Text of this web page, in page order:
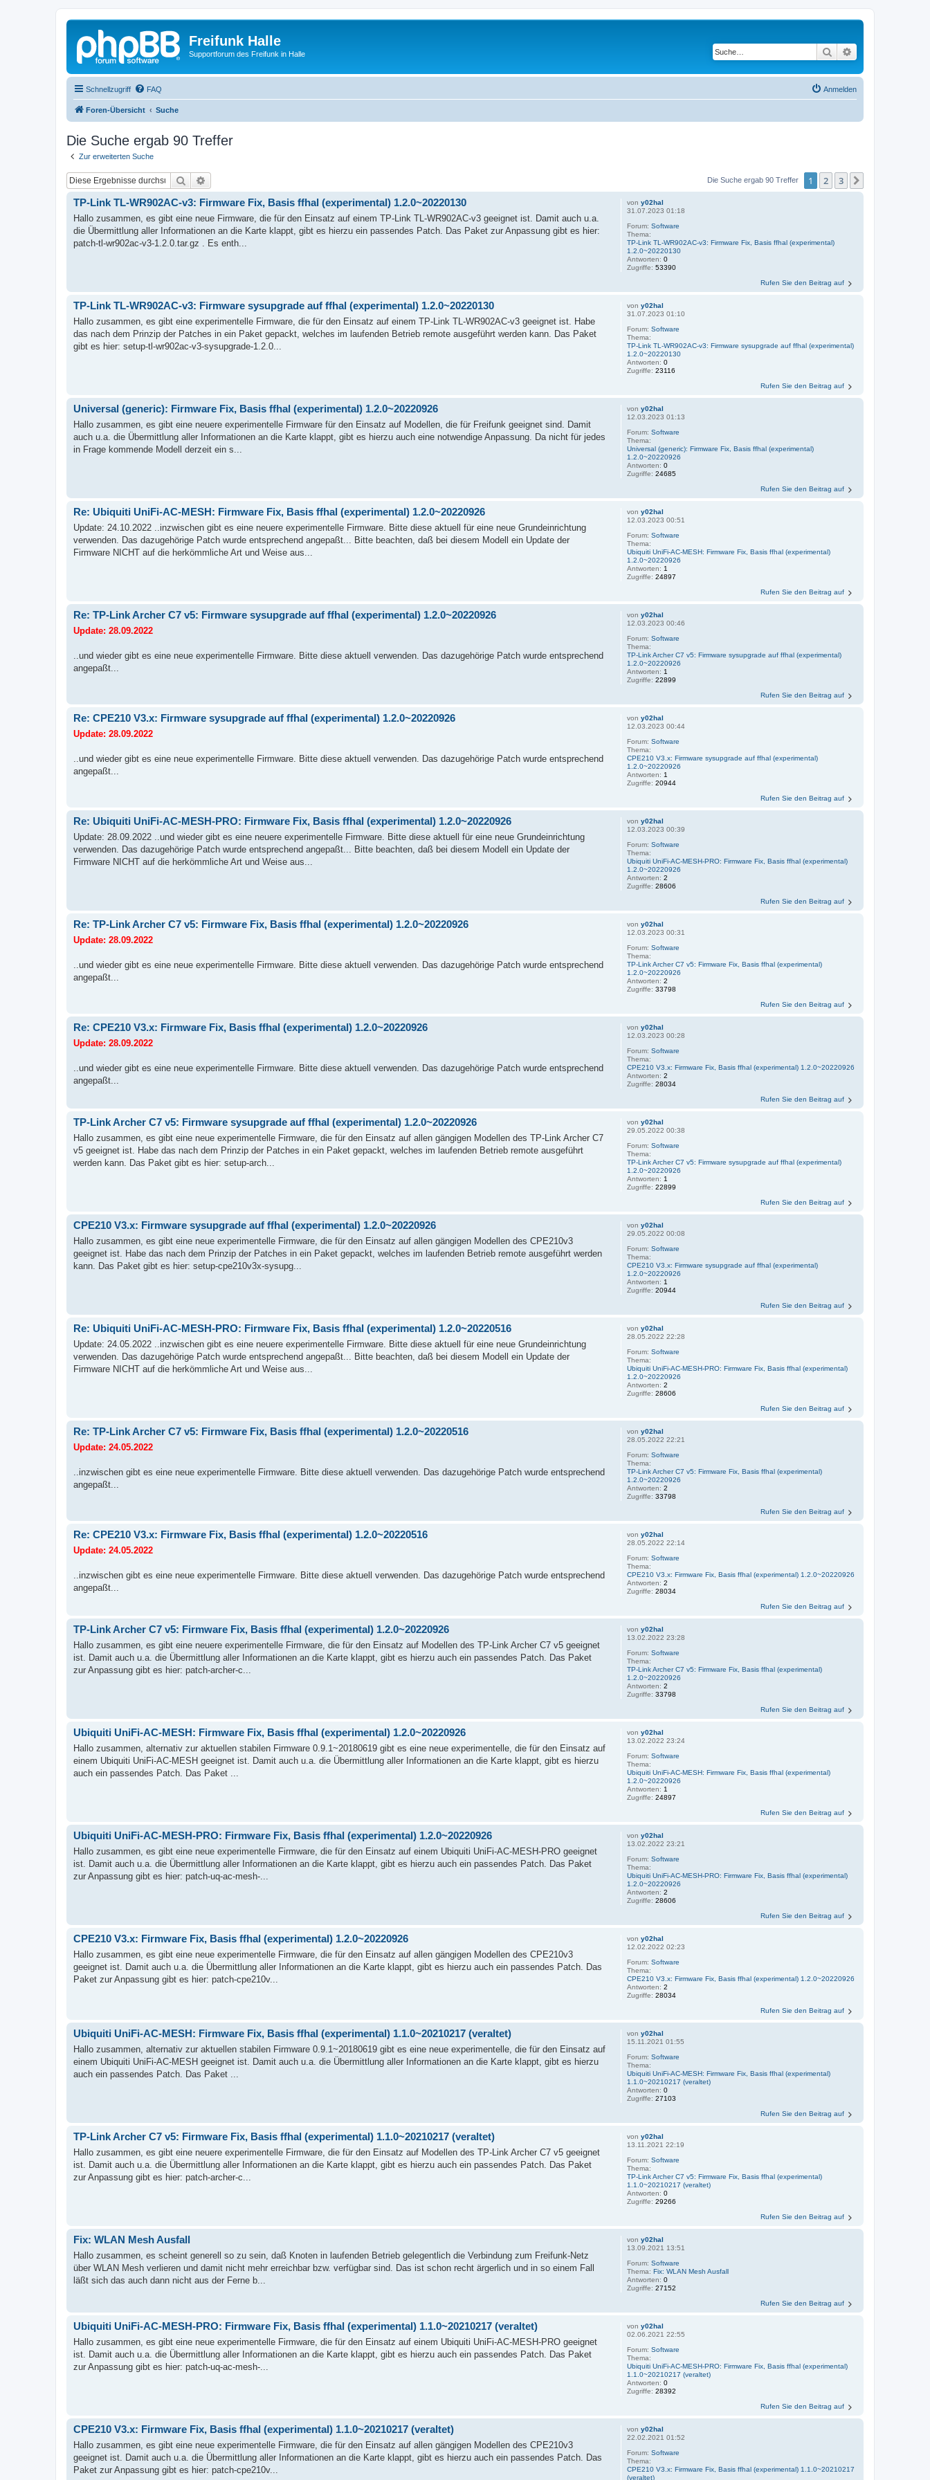
Freifunk Halle
Supportforum des Freifunk in Halle Suche
Schnellzugriff FAQ Anmelden
Foren-Übersicht Suche
Die Suche ergab 90 Treffer
Zur erweiterten Suche
Suche Die Suche ergab 90 Treffer 1 2 3
vony02hal
31.07.2023 01:18
Forum:Software
Thema:
TP-Link TL-WR902AC-v3: Firmware Fix, Basis ffhal (experimental)
1.2.0~20220130
Antworten:0
Zugriffe:53390
TP-Link TL-WR902AC-v3: Firmware Fix, Basis ffhal (experimental) 1.2.0~20220130
Hallo zusammen, es gibt eine neue Firmware, die für den Einsatz auf einem TP-Link TL-WR902AC-v3 geeignet ist. Damit auch u.a.
die Übermittlung aller Informationen an die Karte klappt, gibt es hierzu ein passendes Patch. Das Paket zur Anpassung gibt es hier:
patch-tl-wr902ac-v3-1.2.0.tar.gz . Es enth...
Rufen Sie den Beitrag auf
vony02hal
31.07.2023 01:10
Forum:Software
Thema:
TP-Link TL-WR902AC-v3: Firmware sysupgrade auf ffhal (experimental)
1.2.0~20220130
Antworten:0
Zugriffe:23116
TP-Link TL-WR902AC-v3: Firmware sysupgrade auf ffhal (experimental) 1.2.0~20220130
Hallo zusammen, es gibt eine experimentelle Firmware, die für den Einsatz auf einem TP-Link TL-WR902AC-v3 geeignet ist. Habe
das nach dem Prinzip der Patches in ein Paket gepackt, welches im laufenden Betrieb remote ausgeführt werden kann. Das Paket
gibt es hier: setup-tl-wr902ac-v3-sysupgrade-1.2.0...
Rufen Sie den Beitrag auf
vony02hal
12.03.2023 01:13
Forum:Software
Thema:
Universal (generic): Firmware Fix, Basis ffhal (experimental)
1.2.0~20220926
Antworten:0
Zugriffe:24685
Universal (generic): Firmware Fix, Basis ffhal (experimental) 1.2.0~20220926
Hallo zusammen, es gibt eine neuere experimentelle Firmware für den Einsatz auf Modellen, die für Freifunk geeignet sind. Damit
auch u.a. die Übermittlung aller Informationen an die Karte klappt, gibt es hierzu auch eine notwendige Anpassung. Da nicht für jedes
in Frage kommende Modell derzeit ein s...
Rufen Sie den Beitrag auf
vony02hal
12.03.2023 00:51
Forum:Software
Thema:
Ubiquiti UniFi-AC-MESH: Firmware Fix, Basis ffhal (experimental)
1.2.0~20220926
Antworten: 1
Zugriffe:24897
Re: Ubiquiti UniFi-AC-MESH: Firmware Fix, Basis ffhal (experimental) 1.2.0~20220926
Update: 24.10.2022 ..inzwischen gibt es eine neuere experimentelle Firmware. Bitte diese aktuell für eine neue Grundeinrichtung
verwenden. Das dazugehörige Patch wurde entsprechend angepaßt... Bitte beachten, daß bei diesem Modell ein Update der
Firmware NICHT auf die herkömmliche Art und Weise aus...
Rufen Sie den Beitrag auf
vony02hal
12.03.2023 00:46
Forum:Software
Thema:
TP-Link Archer C7 v5: Firmware sysupgrade auf ffhal (experimental)
1.2.0~20220926
Antworten: 1
Zugriffe:22899
Re: TP-Link Archer C7 v5: Firmware sysupgrade auf ffhal (experimental) 1.2.0~20220926
Update: 28.09.2022
..und wieder gibt es eine neue experimentelle Firmware. Bitte diese aktuell verwenden. Das dazugehörige Patch wurde entsprechend
angepaßt...
Rufen Sie den Beitrag auf
vony02hal
12.03.2023 00:44
Forum:Software
Thema:
CPE210 V3.x: Firmware sysupgrade auf ffhal (experimental)
1.2.0~20220926
Antworten: 1
Zugriffe:20944
Re: CPE210 V3.x: Firmware sysupgrade auf ffhal (experimental) 1.2.0~20220926
Update: 28.09.2022
..und wieder gibt es eine neue experimentelle Firmware. Bitte diese aktuell verwenden. Das dazugehörige Patch wurde entsprechend
angepaßt...
Rufen Sie den Beitrag auf
vony02hal
12.03.2023 00:39
Forum:Software
Thema:
Ubiquiti UniFi-AC-MESH-PRO: Firmware Fix, Basis ffhal (experimental)
1.2.0~20220926
Antworten:2
Zugriffe:28606
Re: Ubiquiti UniFi-AC-MESH-PRO: Firmware Fix, Basis ffhal (experimental) 1.2.0~20220926
Update: 28.09.2022 ..und wieder gibt es eine neuere experimentelle Firmware. Bitte diese aktuell für eine neue Grundeinrichtung
verwenden. Das dazugehörige Patch wurde entsprechend angepaßt... Bitte beachten, daß bei diesem Modell ein Update der
Firmware NICHT auf die herkömmliche Art und Weise aus...
Rufen Sie den Beitrag auf
vony02hal
12.03.2023 00:31
Forum:Software
Thema:
TP-Link Archer C7 v5: Firmware Fix, Basis ffhal (experimental)
1.2.0~20220926
Antworten:2
Zugriffe:33798
Re: TP-Link Archer C7 v5: Firmware Fix, Basis ffhal (experimental) 1.2.0~20220926
Update: 28.09.2022
..und wieder gibt es eine neue experimentelle Firmware. Bitte diese aktuell verwenden. Das dazugehörige Patch wurde entsprechend
angepaßt...
Rufen Sie den Beitrag auf
vony02hal
12.03.2023 00:28
Forum:Software
Thema:
CPE210 V3.x: Firmware Fix, Basis ffhal (experimental) 1.2.0~20220926
Antworten:2
Zugriffe:28034
Re: CPE210 V3.x: Firmware Fix, Basis ffhal (experimental) 1.2.0~20220926
Update: 28.09.2022
..und wieder gibt es eine neue experimentelle Firmware. Bitte diese aktuell verwenden. Das dazugehörige Patch wurde entsprechend
angepaßt...
Rufen Sie den Beitrag auf
vony02hal
29.05.2022 00:38
Forum:Software
Thema:
TP-Link Archer C7 v5: Firmware sysupgrade auf ffhal (experimental)
1.2.0~20220926
Antworten: 1
Zugriffe:22899
TP-Link Archer C7 v5: Firmware sysupgrade auf ffhal (experimental) 1.2.0~20220926
Hallo zusammen, es gibt eine neue experimentelle Firmware, die für den Einsatz auf allen gängigen Modellen des TP-Link Archer C7
v5 geeignet ist. Habe das nach dem Prinzip der Patches in ein Paket gepackt, welches im laufenden Betrieb remote ausgeführt
werden kann. Das Paket gibt es hier: setup-arch...
Rufen Sie den Beitrag auf
vony02hal
29.05.2022 00:08
Forum:Software
Thema:
CPE210 V3.x: Firmware sysupgrade auf ffhal (experimental)
1.2.0~20220926
Antworten: 1
Zugriffe:20944
CPE210 V3.x: Firmware sysupgrade auf ffhal (experimental) 1.2.0~20220926
Hallo zusammen, es gibt eine neue experimentelle Firmware, die für den Einsatz auf allen gängigen Modellen des CPE210v3
geeignet ist. Habe das nach dem Prinzip der Patches in ein Paket gepackt, welches im laufenden Betrieb remote ausgeführt werden
kann. Das Paket gibt es hier: setup-cpe210v3x-sysupg...
Rufen Sie den Beitrag auf
vony02hal
28.05.2022 22:28
Forum:Software
Thema:
Ubiquiti UniFi-AC-MESH-PRO: Firmware Fix, Basis ffhal (experimental)
1.2.0~20220926
Antworten:2
Zugriffe:28606
Re: Ubiquiti UniFi-AC-MESH-PRO: Firmware Fix, Basis ffhal (experimental) 1.2.0~20220516
Update: 24.05.2022 ..inzwischen gibt es eine neuere experimentelle Firmware. Bitte diese aktuell für eine neue Grundeinrichtung
verwenden. Das dazugehörige Patch wurde entsprechend angepaßt... Bitte beachten, daß bei diesem Modell ein Update der
Firmware NICHT auf die herkömmliche Art und Weise aus...
Rufen Sie den Beitrag auf
vony02hal
28.05.2022 22:21
Forum:Software
Thema:
TP-Link Archer C7 v5: Firmware Fix, Basis ffhal (experimental)
1.2.0~20220926
Antworten:2
Zugriffe:33798
Re: TP-Link Archer C7 v5: Firmware Fix, Basis ffhal (experimental) 1.2.0~20220516
Update: 24.05.2022
..inzwischen gibt es eine neue experimentelle Firmware. Bitte diese aktuell verwenden. Das dazugehörige Patch wurde entsprechend
angepaßt...
Rufen Sie den Beitrag auf
vony02hal
28.05.2022 22:14
Forum:Software
Thema:
CPE210 V3.x: Firmware Fix, Basis ffhal (experimental) 1.2.0~20220926
Antworten:2
Zugriffe:28034
Re: CPE210 V3.x: Firmware Fix, Basis ffhal (experimental) 1.2.0~20220516
Update: 24.05.2022
..inzwischen gibt es eine neue experimentelle Firmware. Bitte diese aktuell verwenden. Das dazugehörige Patch wurde entsprechend
angepaßt...
Rufen Sie den Beitrag auf
vony02hal
13.02.2022 23:28
Forum:Software
Thema:
TP-Link Archer C7 v5: Firmware Fix, Basis ffhal (experimental)
1.2.0~20220926
Antworten:2
Zugriffe:33798
TP-Link Archer C7 v5: Firmware Fix, Basis ffhal (experimental) 1.2.0~20220926
Hallo zusammen, es gibt eine neuere experimentelle Firmware, die für den Einsatz auf Modellen des TP-Link Archer C7 v5 geeignet
ist. Damit auch u.a. die Übermittlung aller Informationen an die Karte klappt, gibt es hierzu auch ein passendes Patch. Das Paket
zur Anpassung gibt es hier: patch-archer-c...
Rufen Sie den Beitrag auf
vony02hal
13.02.2022 23:24
Forum:Software
Thema:
Ubiquiti UniFi-AC-MESH: Firmware Fix, Basis ffhal (experimental)
1.2.0~20220926
Antworten: 1
Zugriffe:24897
Ubiquiti UniFi-AC-MESH: Firmware Fix, Basis ffhal (experimental) 1.2.0~20220926
Hallo zusammen, alternativ zur aktuellen stabilen Firmware 0.9.1~20180619 gibt es eine neue experimentelle, die für den Einsatz auf
einem Ubiquiti UniFi-AC-MESH geeignet ist. Damit auch u.a. die Übermittlung aller Informationen an die Karte klappt, gibt es hierzu
auch ein passendes Patch. Das Paket ...
Rufen Sie den Beitrag auf
vony02hal
13.02.2022 23:21
Forum:Software
Thema:
Ubiquiti UniFi-AC-MESH-PRO: Firmware Fix, Basis ffhal (experimental)
1.2.0~20220926
Antworten:2
Zugriffe:28606
Ubiquiti UniFi-AC-MESH-PRO: Firmware Fix, Basis ffhal (experimental) 1.2.0~20220926
Hallo zusammen, es gibt eine neue experimentelle Firmware, die für den Einsatz auf einem Ubiquiti UniFi-AC-MESH-PRO geeignet
ist. Damit auch u.a. die Übermittlung aller Informationen an die Karte klappt, gibt es hierzu auch ein passendes Patch. Das Paket
zur Anpassung gibt es hier: patch-uq-ac-mesh-...
Rufen Sie den Beitrag auf
vony02hal
12.02.2022 02:23
Forum:Software
Thema:
CPE210 V3.x: Firmware Fix, Basis ffhal (experimental) 1.2.0~20220926
Antworten:2
Zugriffe:28034
CPE210 V3.x: Firmware Fix, Basis ffhal (experimental) 1.2.0~20220926
Hallo zusammen, es gibt eine neue experimentelle Firmware, die für den Einsatz auf allen gängigen Modellen des CPE210v3
geeignet ist. Damit auch u.a. die Übermittlung aller Informationen an die Karte klappt, gibt es hierzu auch ein passendes Patch. Das
Paket zur Anpassung gibt es hier: patch-cpe210v...
Rufen Sie den Beitrag auf
vony02hal
15.11.2021 01:55
Forum:Software
Thema:
Ubiquiti UniFi-AC-MESH: Firmware Fix, Basis ffhal (experimental)
1.1.0~20210217 (veraltet)
Antworten:0
Zugriffe:27103
Ubiquiti UniFi-AC-MESH: Firmware Fix, Basis ffhal (experimental) 1.1.0~20210217 (veraltet)
Hallo zusammen, alternativ zur aktuellen stabilen Firmware 0.9.1~20180619 gibt es eine neue experimentelle, die für den Einsatz auf
einem Ubiquiti UniFi-AC-MESH geeignet ist. Damit auch u.a. die Übermittlung aller Informationen an die Karte klappt, gibt es hierzu
auch ein passendes Patch. Das Paket ...
Rufen Sie den Beitrag auf
vony02hal
13.11.2021 22:19
Forum:Software
Thema:
TP-Link Archer C7 v5: Firmware Fix, Basis ffhal (experimental)
1.1.0~20210217 (veraltet)
Antworten:0
Zugriffe:29266
TP-Link Archer C7 v5: Firmware Fix, Basis ffhal (experimental) 1.1.0~20210217 (veraltet)
Hallo zusammen, es gibt eine neuere experimentelle Firmware, die für den Einsatz auf Modellen des TP-Link Archer C7 v5 geeignet
ist. Damit auch u.a. die Übermittlung aller Informationen an die Karte klappt, gibt es hierzu auch ein passendes Patch. Das Paket
zur Anpassung gibt es hier: patch-archer-c...
Rufen Sie den Beitrag auf
vony02hal
13.09.2021 13:51
Forum:Software
Thema:Fix: WLAN Mesh Ausfall
Antworten:0
Zugriffe:27152
Fix: WLAN Mesh Ausfall
Hallo zusammen, es scheint generell so zu sein, daß Knoten in laufenden Betrieb gelegentlich die Verbindung zum Freifunk-Netz
über WLAN Mesh verlieren und damit nicht mehr erreichbar bzw. verfügbar sind. Das ist schon recht ärgerlich und in so einem Fall
läßt sich das auch dann nicht aus der Ferne b...
Rufen Sie den Beitrag auf
vony02hal
02.06.2021 22:55
Forum:Software
Thema:
Ubiquiti UniFi-AC-MESH-PRO: Firmware Fix, Basis ffhal (experimental)
1.1.0~20210217 (veraltet)
Antworten:0
Zugriffe:28392
Ubiquiti UniFi-AC-MESH-PRO: Firmware Fix, Basis ffhal (experimental) 1.1.0~20210217 (veraltet)
Hallo zusammen, es gibt eine neue experimentelle Firmware, die für den Einsatz auf einem Ubiquiti UniFi-AC-MESH-PRO geeignet
ist. Damit auch u.a. die Übermittlung aller Informationen an die Karte klappt, gibt es hierzu auch ein passendes Patch. Das Paket
zur Anpassung gibt es hier: patch-uq-ac-mesh-...
Rufen Sie den Beitrag auf
vony02hal
22.02.2021 01:52
Forum:Software
Thema:
CPE210 V3.x: Firmware Fix, Basis ffhal (experimental) 1.1.0~20210217
(veraltet)
CPE210 V3.x: Firmware Fix, Basis ffhal (experimental) 1.1.0~20210217 (veraltet)
Hallo zusammen, es gibt eine neue experimentelle Firmware, die für den Einsatz auf allen gängigen Modellen des CPE210v3
geeignet ist. Damit auch u.a. die Übermittlung aller Informationen an die Karte klappt, gibt es hierzu auch ein passendes Patch. Das
Paket zur Anpassung gibt es hier: patch-cpe210v...